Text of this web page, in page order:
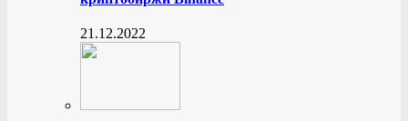
21.12.2022